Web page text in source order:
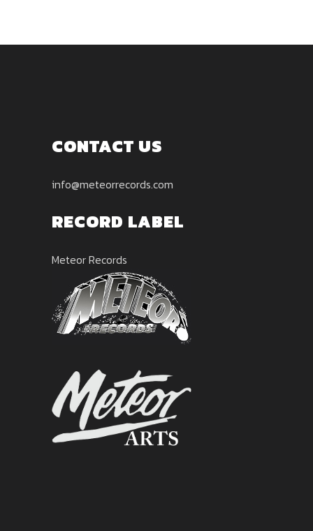
CONTACT US
info@meteorrecords.com
RECORD LABEL
Meteor Records